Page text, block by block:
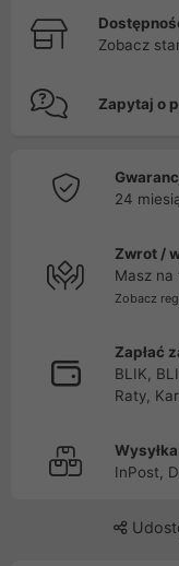
Zobacz
Zapytaj o
24
Zwrot /
Masz na
Zobacz
Zapłać
BLIK,
Raty,
InPost,